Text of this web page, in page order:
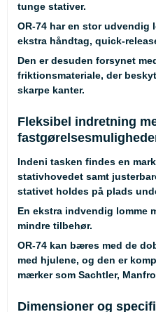
tunge stativer.
OR-74 har en stor udvendig
ekstra håndtag, quick-
Den er desuden forsynet
friktionsmateriale, der
skarpe kanter.
Fleksibel indretning
Indeni tasken findes en
stativhovedet samt
stativet holdes på plads
En ekstra indvendig lomme
mindre tilbehør.
OR-74 kan bæres med de
med hjulene, og den er
mærker som Sachtler,
Dimensioner og